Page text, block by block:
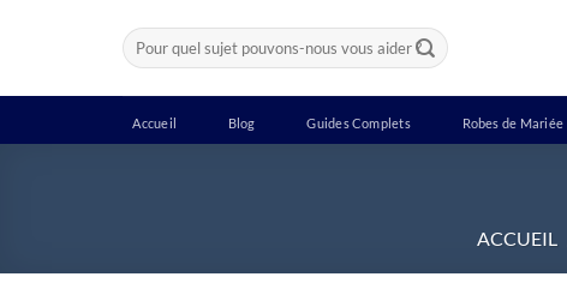
Recherche
pour :
Accueil Blog Guides Complets Robes de Mariée
ACCUEIL